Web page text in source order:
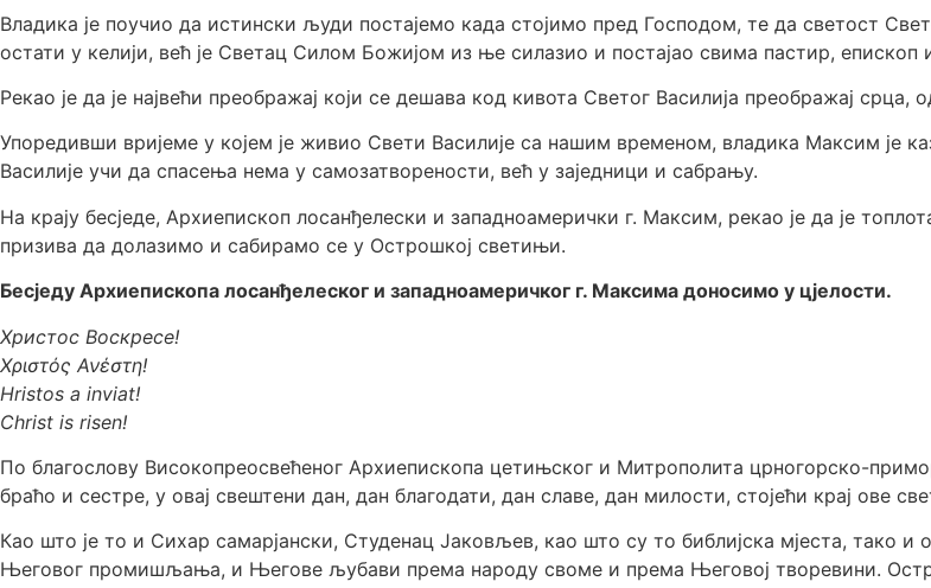
Владика је поучио да истински људи постајемо када стојимо пред Господом, те да светост
остати у келији, већ је Светац Силом Божијом из ње силазио и постајао свима пастир, епископ
Рекао је да је највећи преображај који се дешава код кивота Светог Василија преображај
Упоредивши вријеме у којем је живио Свети Василије са нашим временом, владика Максим је
Василије учи да спасења нема у самозатворености, већ у заједници и сабрању.
На крају бесједе, Архиепископ лосанђелески и западноамерички г. Максим, рекао је да је
призива да долазимо и сабирамо се у Острошкој светињи.
Бесједу Архиепископа лосанђелеског и западноамеричког г. Максима доносимо у цјелости.
Христос Воскресе!
Χριστός Ανέστη!
Hristos a inviat!
Christ is risen!
По благослову Високопреосвећеног Архиепископа цетињског и Митрополита црногорско-
браћо и сестре, у овај свештени дан, дан благодати, дан славе, дан милости, стојећи крај ове
Као што је то и Сихар самарјански, Студенац Јаковљев, као што су то библијска мјеста, тако и
Његовог промишљања, и Његове љубави према народу своме и према Његовој творевини.